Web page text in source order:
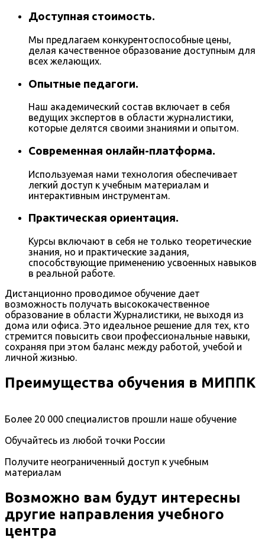
Доступная стоимость.
Мы предлагаем конкурентоспособные цены,
делая качественное образование доступным для
всех желающих.
Опытные педагоги.
Наш академический состав включает в себя
ведущих экспертов в области журналистики,
которые делятся своими знаниями и опытом.
Современная онлайн-платформа.
Используемая нами технология обеспечивает
легкий доступ к учебным материалам и
интерактивным инструментам.
Практическая ориентация.
Курсы включают в себя не только теоретические
знания, но и практические задания,
способствующие применению усвоенных навыков
в реальной работе.
Дистанционно проводимое обучение дает
возможность получать высококачественное
образование в области Журналистики, не выходя из
дома или офиса. Это идеальное решение для тех, кто
стремится повысить свои профессиональные навыки,
сохраняя при этом баланс между работой, учебой и
личной жизнью.
Преимущества обучения в МИППК
Более 20 000 специалистов прошли наше обучение
Обучайтесь из любой точки России
Получите неограниченный доступ к учебным
материалам
Возможно вам будут интересны
другие направления учебного
центра